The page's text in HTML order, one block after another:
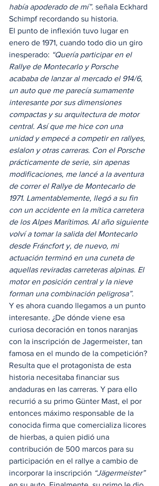
había apoderado de mí”. señala Eckhard
Schimpf recordando su historia.
El punto de inflexión tuvo lugar en
enero de 1971, cuando todo dio un giro
inesperado: “Quería participar en el
Rallye de Montecarlo y Porsche
acababa de lanzar al mercado el 914/6,
un auto que me parecía sumamente
interesante por sus dimensiones
compactas y su arquitectura de motor
central. Así que me hice con una
unidad y empecé a competir en rallyes,
eslalon y otras carreras. Con el Porsche
prácticamente de serie, sin apenas
modificaciones, me lancé a la aventura
de correr el Rallye de Montecarlo de
1971. Lamentablemente, llegó a su fin
con un accidente en la mítica carretera
de los Alpes Marítimos. Al año siguiente
volví a tomar la salida del Montecarlo
desde Fráncfort y, de nuevo, mi
actuación terminó en una cuneta de
aquellas reviradas carreteras alpinas. El
motor en posición central y la nieve
forman una combinación peligrosa”.
Y es ahora cuando llegamos a un punto
interesante. ¿De dónde viene esa
curiosa decoración en tonos naranjas
con la inscripción de Jagermeister, tan
famosa en el mundo de la competición?
Resulta que el protagonista de esta
historia necesitaba financiar sus
andaduras en las carreras. Y para ello
recurrió a su primo Günter Mast, el por
entonces máximo responsable de la
conocida firma que comercializa licores
de hierbas, a quien pidió una
contribución de 500 marcos para su
participación en el rallye a cambio de
incorporar la inscripción “Jägermeister”